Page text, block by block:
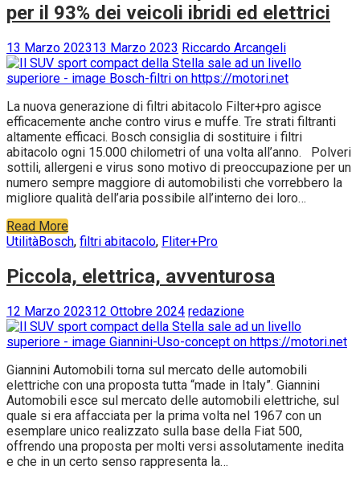
per il 93% dei veicoli ibridi ed elettrici
13 Marzo 202313 Marzo 2023 Riccardo Arcangeli
La nuova generazione di filtri abitacolo Filter+pro agisce
efficacemente anche contro virus e muffe. Tre strati filtranti
altamente efficaci. Bosch consiglia di sostituire i filtri
abitacolo ogni 15.000 chilometri of una volta all’anno. Polveri
sottili, allergeni e virus sono motivo di preoccupazione per un
numero sempre maggiore di automobilisti che vorrebbero la
migliore qualità dell’aria possibile all’interno dei loro…
Read More
UtilitàBosch, filtri abitacolo, Fliter+Pro
Piccola, elettrica, avventurosa
12 Marzo 202312 Ottobre 2024 redazione
Giannini Automobili torna sul mercato delle automobili
elettriche con una proposta tutta “made in Italy”. Giannini
Automobili esce sul mercato delle automobili elettriche, sul
quale si era affacciata per la prima volta nel 1967 con un
esemplare unico realizzato sulla base della Fiat 500,
offrendo una proposta per molti versi assolutamente inedita
e che in un certo senso rappresenta la…